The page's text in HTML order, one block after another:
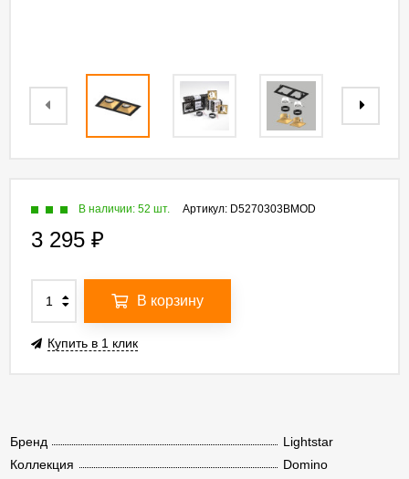
Бренд
Lightstar
Коллекция
Domino
Артикул: D5270303BMOD
В наличии: 52 шт.
3 295 ₽
В корзину
Купить в 1 клик